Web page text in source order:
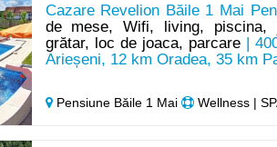
Cazare Revelion Băile 1 Mai
de mese, Wifi, living, piscina,
grătar, loc de joaca, parcare|
Arieșeni, 12 km Oradea, 35 km
Pensiune Băile 1 Mai Wellness |